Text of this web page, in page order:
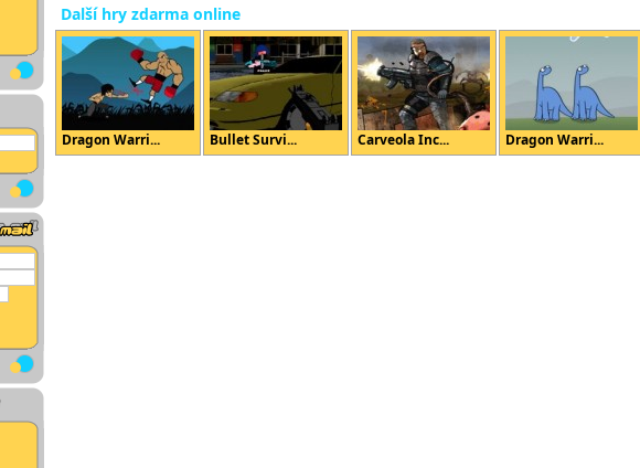
Další hry zdarma online
Dragon Warri... Bullet Survi... Carveola Inc... Dragon Warri...